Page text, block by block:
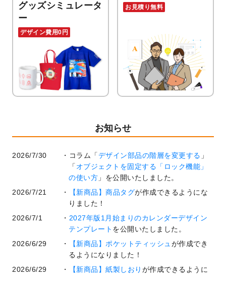
グッズシミュレータ
ー
デザイン費用0円
お見積り無料
お知らせ
2026/7/30 コラム「デザイン部品の階層を変更する 」
「 オブジェクトを固定する「ロック機能」
の使い方 」を公開いたしました。
2026/7/21
【新商品】商品タグが作成できるようにな
りました！
2026/7/1
2027年版1月始まりのカレンダーデザイン
テンプレート を公開いたしました。
2026/6/29
【新商品】ポケットティッシュが作成でき
るようになりました！
2026/6/29
【新商品】紙製しおり が作成できるように